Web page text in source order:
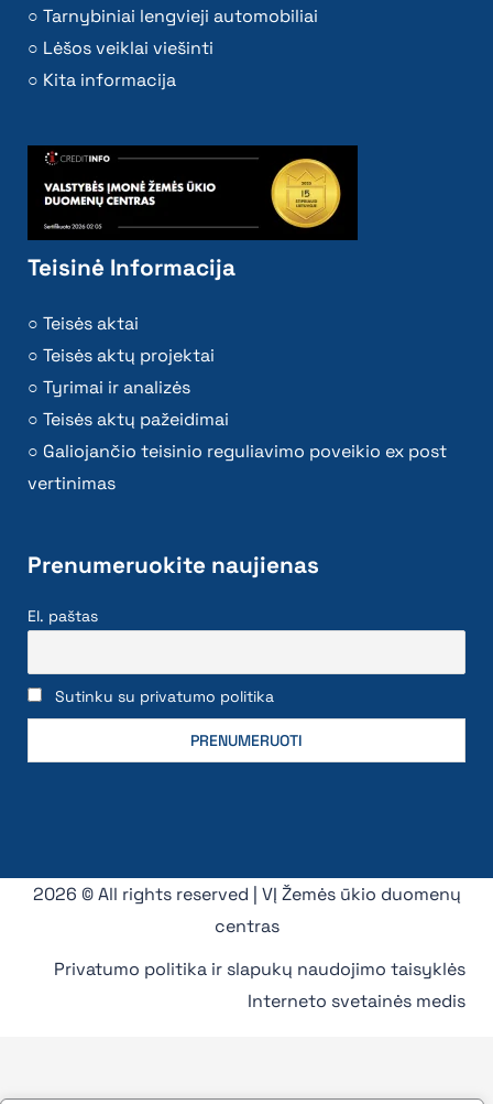
Tarnybiniai lengvieji automobiliai
Lėšos veiklai viešinti
Kita informacija
Teisinė Informacija
Teisės aktai
Teisės aktų projektai
Tyrimai ir analizės
Teisės aktų pažeidimai
Galiojančio teisinio reguliavimo poveikio ex post
vertinimas
Prenumeruokite naujienas
El. paštas
Sutinku su privatumo politika
2026 © All rights reserved | VĮ Žemės ūkio duomenų
centras
Privatumo politika ir slapukų naudojimo taisyklės
Interneto svetainės medis